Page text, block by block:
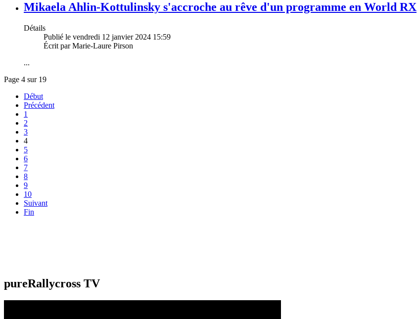
Mikaela Ahlin-Kottulinsky s'accroche au rêve d'un programme en World RX
Détails
Publié le vendredi 12 janvier 2024 15:59
Écrit par Marie-Laure Pirson
...
Page 4 sur 19
Début
Précédent
1
2
3
4
5
6
7
8
9
10
Suivant
Fin
pureRallycross TV